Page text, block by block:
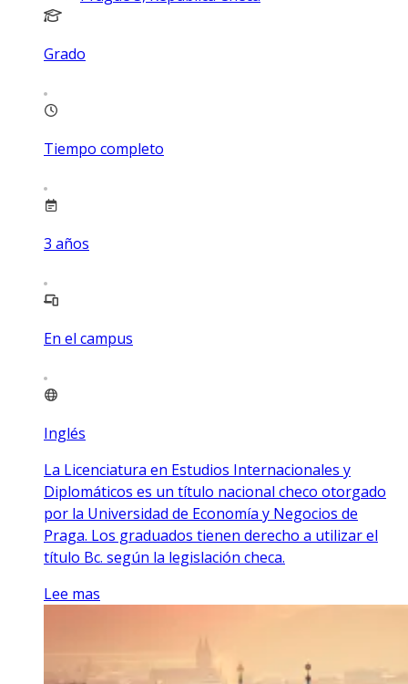
Grado
Tiempo completo
3 años
En el campus
Inglés
La Licenciatura en Estudios Internacionales y
Diplomáticos es un título nacional checo otorgado
por la Universidad de Economía y Negocios de
Praga. Los graduados tienen derecho a utilizar el
título Bc. según la legislación checa.
Lee mas